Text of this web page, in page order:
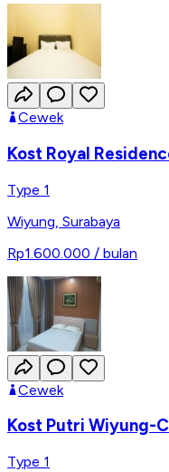
Cewek
Kost Royal
Type 1
Wiyung Surabaya
Rp1.600.000 / bulan
Cewek
Kost Putri Wiyung-
Type 1